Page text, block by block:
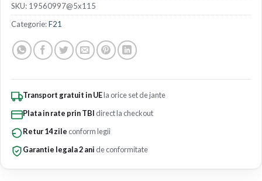
SKU: 19560997@5x115
Categorie:F21
Transport gratuit in UEla orice set de jante
Plata in rate prin TBI direct la checkout
Retur 14 zile conform legii
Garantie legala 2 ani de conformitate